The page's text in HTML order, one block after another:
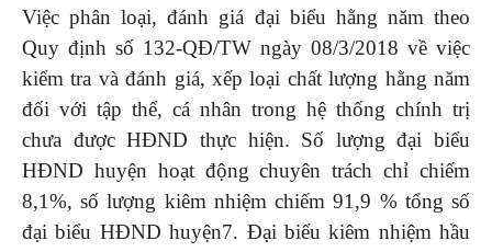
Việc phân loại, đánh giá đại biểu hằng năm theo
Quy định số 132-QĐ/TW ngày 08/3/2018 về việc
kiểm tra và đánh giá, xếp loại chất lượng hằng năm
đối với tập thể, cá nhân trong hệ thống chính trị
chưa được HĐND thực hiện. Số lượng đại biểu
HĐND huyện hoạt động chuyên trách chỉ chiếm
8,1%, số lượng kiêm nhiệm chiếm 91,9 % tổng số
đại biểu HĐND huyện7. Đại biểu kiêm nhiệm hầu